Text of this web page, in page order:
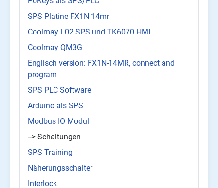
SPS Platine FX1N-14mr
Coolmay L02 SPS und TK6070 HMI
Coolmay QM3G
Englisch version: FX1N-14MR, connect and
program
SPS PLC Software
Arduino als SPS
Modbus IO Modul
--> Schaltungen
SPS Training
Näherungsschalter
Interlock